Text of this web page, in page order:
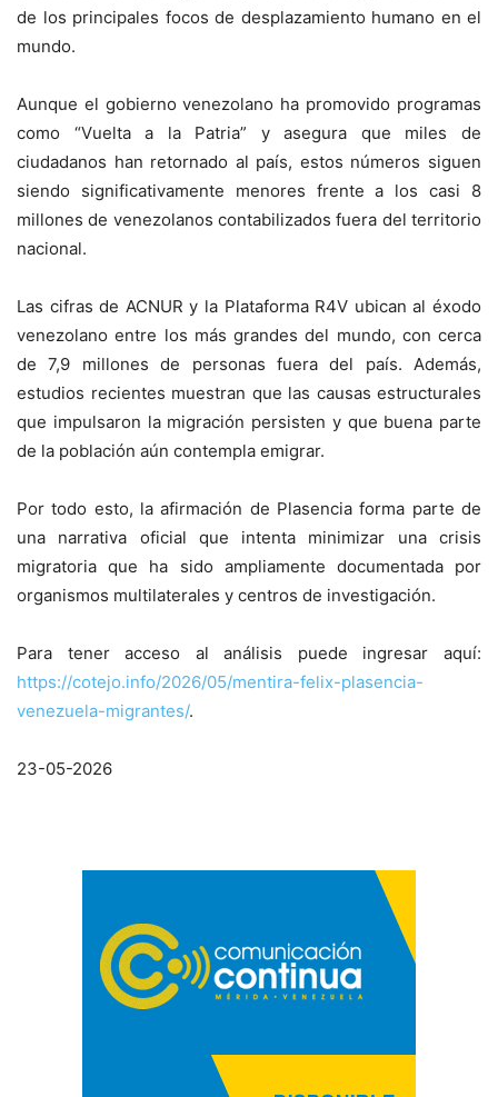
de los principales focos de desplazamiento humano en el
mundo.
Aunque el gobierno venezolano ha promovido programas
como “Vuelta a la Patria” y asegura que miles de
ciudadanos han retornado al país, estos números siguen
siendo significativamente menores frente a los casi 8
millones de venezolanos contabilizados fuera del territorio
nacional.
Las cifras de ACNUR y la Plataforma R4V ubican al éxodo
venezolano entre los más grandes del mundo, con cerca
de 7,9 millones de personas fuera del país. Además,
estudios recientes muestran que las causas estructurales
que impulsaron la migración persisten y que buena parte
de la población aún contempla emigrar.
Por todo esto, la afirmación de Plasencia forma parte de
una narrativa oficial que intenta minimizar una crisis
migratoria que ha sido ampliamente documentada por
organismos multilaterales y centros de investigación.
Para tener acceso al análisis puede ingresar aquí:
https://cotejo.info/2026/05/mentira-felix-plasencia-
venezuela-migrantes/.
23-05-2026